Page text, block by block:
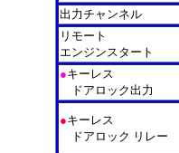
出力チャンネル
リモート
エンジンスタート
●キーレス
ドアロック出力
●キーレス
ドアロック リレー